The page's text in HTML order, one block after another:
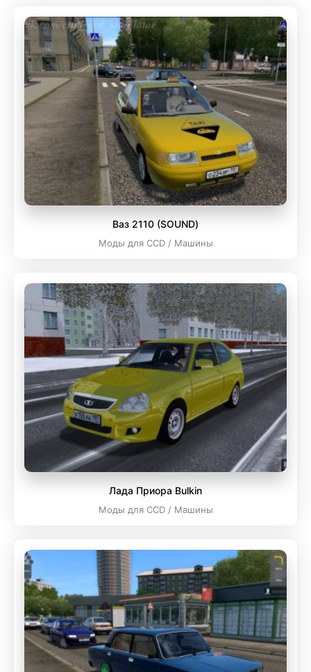
Ваз 2110 (SOUND)
Моды для CCD / Машины
Лада Приора Bulkin
Моды для CCD / Машины